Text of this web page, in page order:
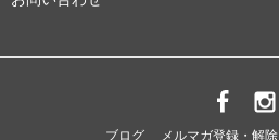
ブログ メルマガ登録・解除